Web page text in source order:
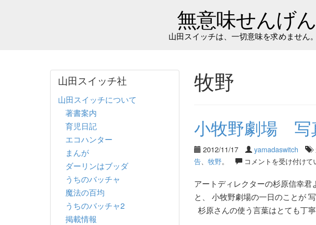
無意味せんげ
山田スイッチは、一切意味を求めません
牧野
小牧野劇場 写
2012/11/17 yamadaswitch
告、 牧野。 コメントを受け付けて
アートディレクターの杉原信幸
と、 小牧野劇場の一日のことが
杉原さんの使う言葉はとても丁
山田スイッチ社
山田スイッチについて
著書案内
育児日記
エコハンター
まんが
ダーリンはブッダ
うちのバッチャ
魔法の百均
うちのバッチャ2
掲載情報